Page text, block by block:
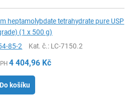
heptamolybdate tetrahydrate pure USP
(1 x 500 g)
85-2 Kat. č.: LC-7150.2
4 404,96 Kč
Do košíku